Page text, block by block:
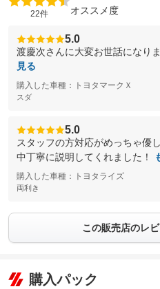
22件 オススメ度
5.0
渡慶次さんに大変お世話になり
見る
購入した車種：トヨタマークＸ
スダ
5.0
スタッフの方対応がめっちゃ優
中丁寧に説明してくれました！
購入した車種：トヨタライズ
両利き
この販売店のレ
購入パック